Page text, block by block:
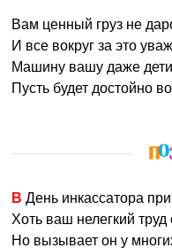
Вам ценный груз не
И все вокруг за это
Машину вашу даже дети
Пусть будет достойно
В День инкассатора
Хоть ваш нелегкий
Но вызывает он у